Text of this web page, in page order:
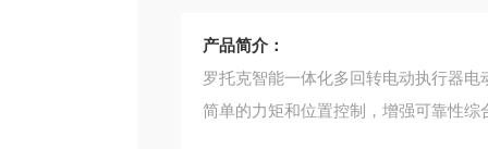
产品简介：
罗托克智能一体化多回转电动执行器电
简单的力矩和位置控制，增强可靠性综